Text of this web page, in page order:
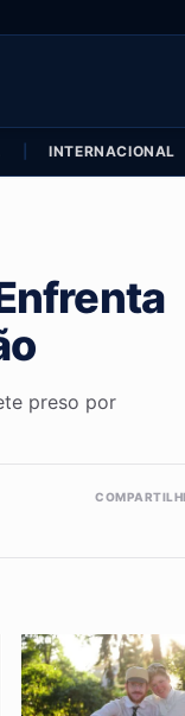
INTERNACIONAL
preso por